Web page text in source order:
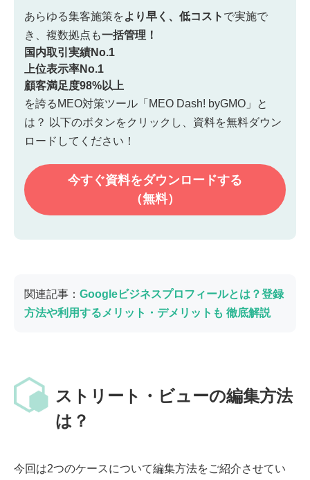
あらゆる集客施策をより早く、低コスト で実施で
き、 複数拠点も一括管理！
国内取引実績No.1
上位表示率No.1
顧客満足度98%以上
を誇るMEO対策ツール「MEO Dash! byGMO」と
は？
以下のボタンをクリックし、資料を無料ダウン
ロードしてください！
今すぐ資料をダウンロードする
（無料）
関連記事： Googleビジネスプロフィールとは？登録
方法や利用するメリット・デメリットも 徹底解説
ストリート・ビューの編集方法
は？
今回は2つのケースについて編集方法をご紹介させてい